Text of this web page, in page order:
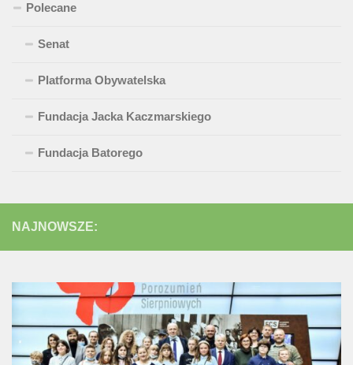
Polecane
Senat
Platforma Obywatelska
Fundacja Jacka Kaczmarskiego
Fundacja Batorego
NAJNOWSZE: